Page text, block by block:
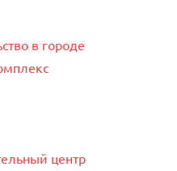
в городе
центр